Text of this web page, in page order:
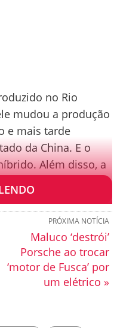
no Rio
mudou a produção
e mais tarde
da China. E o
Além disso, a
PRÓXIMA NOTÍCIA
Maluco ‘destrói’
Porsche ao trocar
‘motor de Fusca’ por
um elétrico »